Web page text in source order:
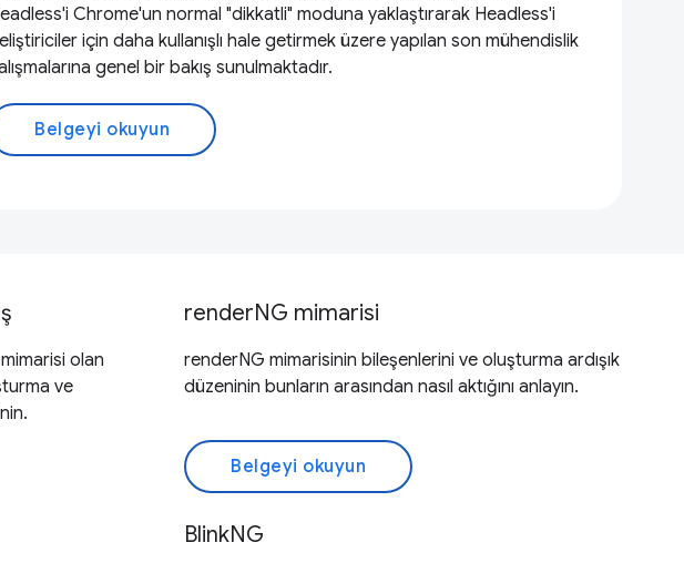
Chrome'un normal "dikkatli" moduna yaklaştırarak Headless'i
için daha kullanışlı hale getirmek üzere yapılan son mühendislik
genel bir bakış sunulmaktadır.
Belgeyi okuyun
olan
ve
renderNG mimarisi
renderNG mimarisinin bileşenlerini ve oluşturma ardışık
düzeninin bunların arasından nasıl aktığını anlayın.
Belgeyi okuyun
BlinkNG